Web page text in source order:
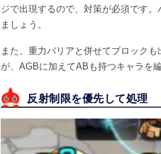
ジで出現するので、対策が必須です
ましょう。
また、重力バリアと併せてブロック
が、AGBに加えてABも持つキャラを
反射制限を優先して処理